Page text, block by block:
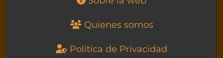
Quienes somos
Política de Privacidad